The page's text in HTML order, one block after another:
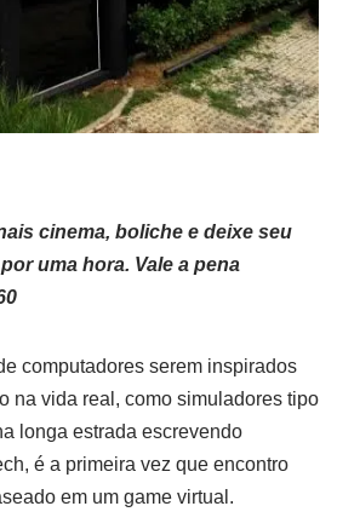
cinema, boliche e deixe seu
uma hora. Vale a pena
computadores serem inspirados
na vida real, como simuladores tipo
longa estrada escrevendo
é a primeira vez que encontro
em um game virtual.